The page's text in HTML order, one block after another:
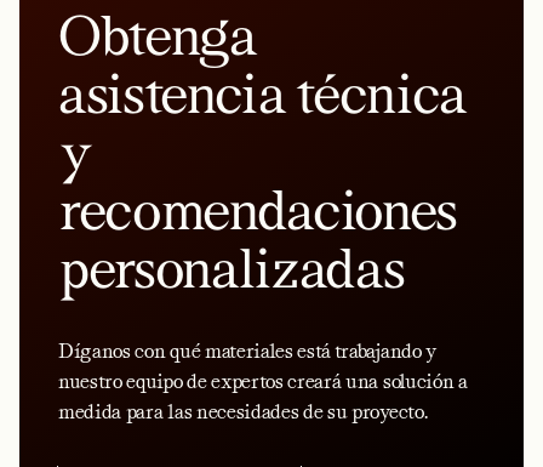
Obtenga
asistencia técnica
y
recomendaciones
personalizadas
Díganos con qué materiales está trabajando y
nuestro equipo de expertos creará una solución a
medida para las necesidades de su proyecto.